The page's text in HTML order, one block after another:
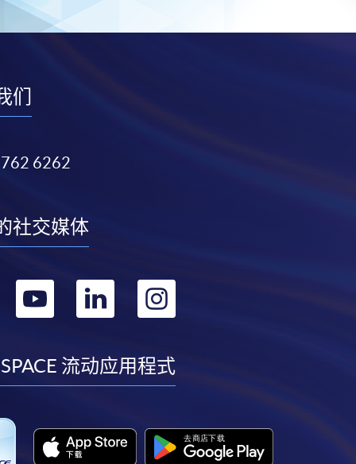
们
6262
社交媒体
转
youtube
转
linkedin
转
instagram
流动应用程式